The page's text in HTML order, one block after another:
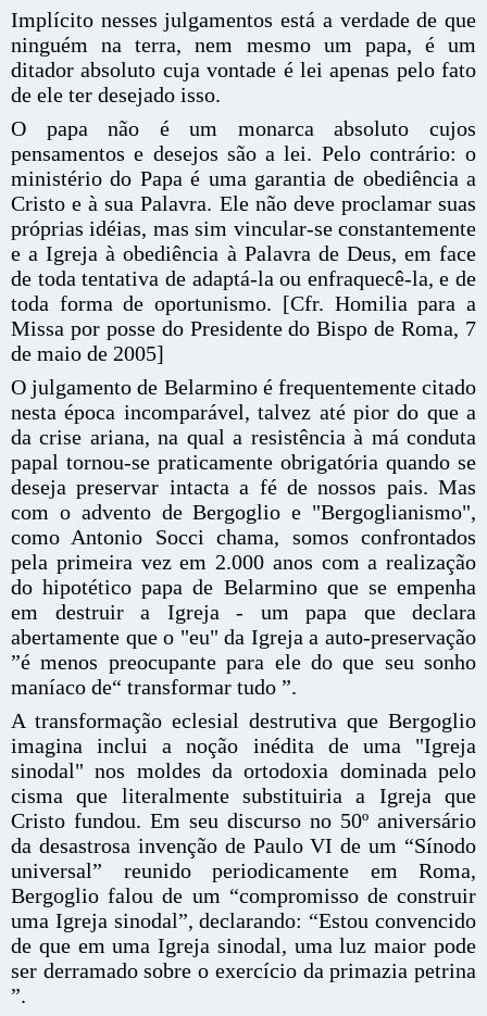
Implícito nesses julgamentos está a verdade de que
ninguém na terra, nem mesmo um papa, é um
ditador absoluto cuja vontade é lei apenas pelo fato
de ele ter desejado isso.
O papa não é um monarca absoluto cujos
pensamentos e desejos são a lei. Pelo contrário: o
ministério do Papa é uma garantia de obediência a
Cristo e à sua Palavra. Ele não deve proclamar suas
próprias idéias, mas sim vincular-se constantemente
e a Igreja à obediência à Palavra de Deus, em face
de toda tentativa de adaptá-la ou enfraquecê-la, e de
toda forma de oportunismo. [Cfr. Homilia para a
Missa por posse do Presidente do Bispo de Roma, 7
de maio de 2005]
O julgamento de Belarmino é frequentemente citado
nesta época incomparável, talvez até pior do que a
da crise ariana, na qual a resistência à má conduta
papal tornou-se praticamente obrigatória quando se
deseja preservar intacta a fé de nossos pais. Mas
com o advento de Bergoglio e "Bergoglianismo",
como Antonio Socci chama, somos confrontados
pela primeira vez em 2.000 anos com a realização
do hipotético papa de Belarmino que se empenha
em destruir a Igreja - um papa que declara
abertamente que o "eu" da Igreja a auto-preservação
”é menos preocupante para ele do que seu sonho
maníaco de“ transformar tudo ”.
A transformação eclesial destrutiva que Bergoglio
imagina inclui a noção inédita de uma "Igreja
sinodal" nos moldes da ortodoxia dominada pelo
cisma que literalmente substituiria a Igreja que
Cristo fundou. Em seu discurso no 50º aniversário
da desastrosa invenção de Paulo VI de um “Sínodo
universal” reunido periodicamente em Roma,
Bergoglio falou de um “compromisso de construir
uma Igreja sinodal”, declarando: “Estou convencido
de que em uma Igreja sinodal, uma luz maior pode
ser derramado sobre o exercício da primazia petrina
”.